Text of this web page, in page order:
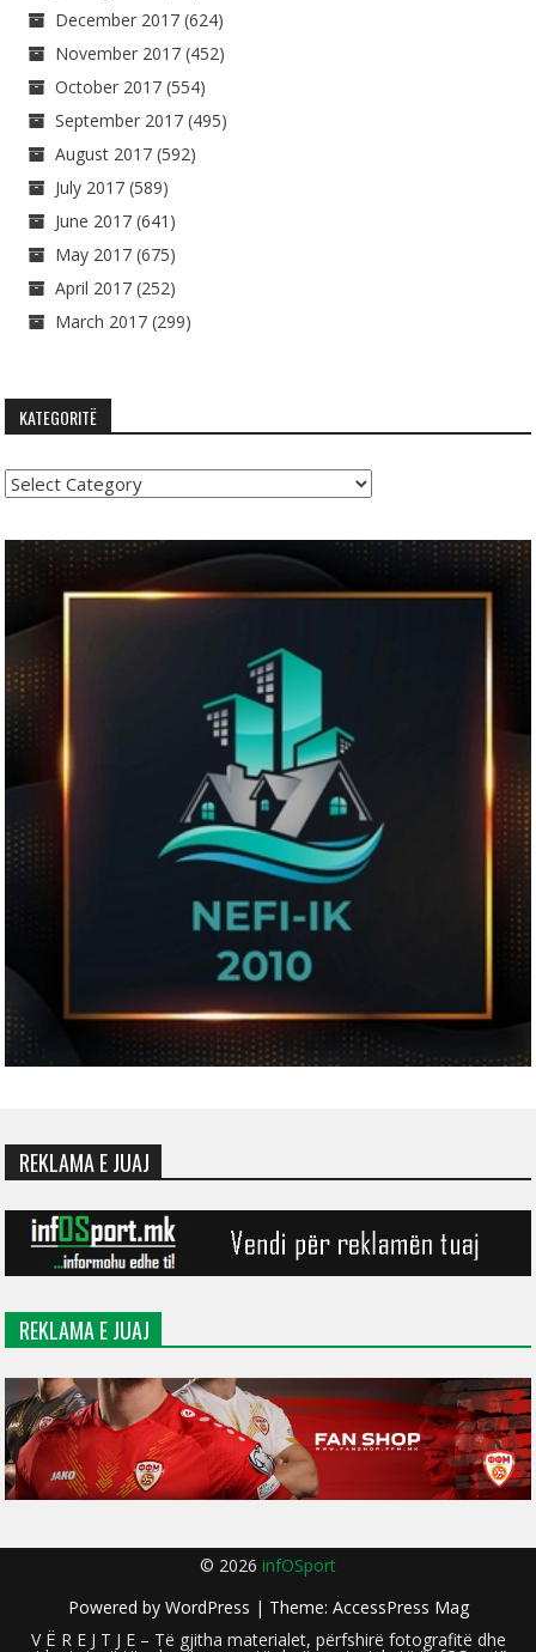
December 2017 (624)
November 2017 (452)
October 2017 (554)
September 2017 (495)
August 2017 (592)
July 2017 (589)
June 2017 (641)
May 2017 (675)
April 2017 (252)
March 2017 (299)
KATEGORITË
Kategoritë
REKLAMA E JUAJ
REKLAMA E JUAJ
© 2026 infOSport
Powered by WordPress | Theme: AccessPress Mag
V Ë R E J T J E – Të gjitha materialet, përfshirë fotografitë dhe